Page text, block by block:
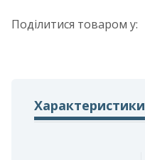
Поділитися товаром у:
Характеристики